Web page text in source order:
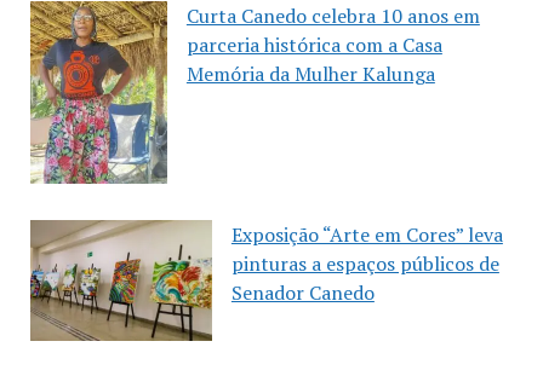
Curta Canedo celebra 10 anos em
parceria histórica com a Casa
Memória da Mulher Kalunga
Exposição “Arte em Cores” leva
pinturas a espaços públicos de
Senador Canedo